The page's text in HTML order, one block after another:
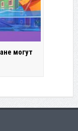
могут